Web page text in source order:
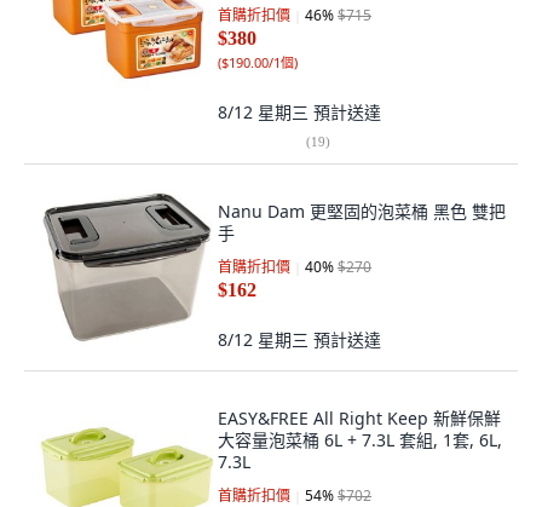
首購折扣價 46%$715
$380
($190.00/1個)
8/12 星期三 預計送達
(19)
Nanu Dam 更堅固的泡菜桶 黑色 雙把
手
首購折扣價 40%$270
$162
8/12 星期三 預計送達
EASY&FREE All Right Keep 新鮮保鮮
大容量泡菜桶 6L + 7.3L 套組, 1套, 6L,
7.3L
首購折扣價 54%$702